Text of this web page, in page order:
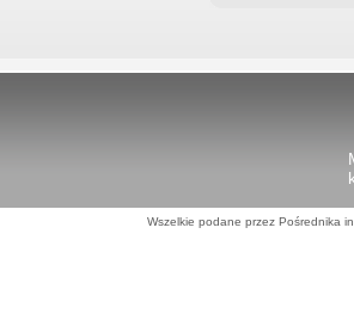
Wszelkie podane przez Pośrednika